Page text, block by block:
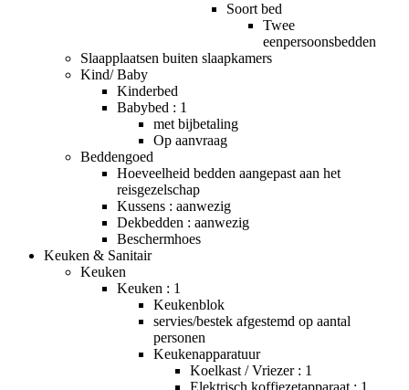
Soort bed
Twee
eenpersoonsbedden
Slaapplaatsen buiten slaapkamers
Kind/ Baby
Kinderbed
Babybed : 1
met bijbetaling
Op aanvraag
Beddengoed
Hoeveelheid bedden aangepast aan het
reisgezelschap
Kussens : aanwezig
Dekbedden : aanwezig
Beschermhoes
Keuken & Sanitair
Keuken
Keuken : 1
Keukenblok
servies/bestek afgestemd op aantal
personen
Keukenapparatuur
Koelkast / Vriezer : 1